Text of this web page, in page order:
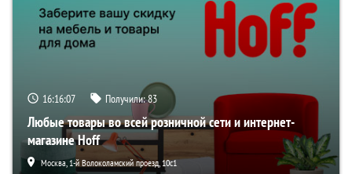
16:16:06 Получили:83
Любые товары во всей розничной сети и интернет-
магазине Hoff
Москва, 1-й Волоколамский проезд, 10с1